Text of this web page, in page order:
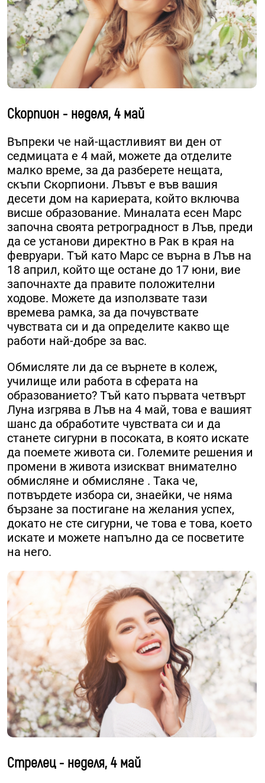
Скорпион - неделя, 4 май
Въпреки че най-щастливият ви ден от
седмицата е 4 май, можете да отделите
малко време, за да разберете нещата,
скъпи Скорпиони. Лъвът е във вашия
десети дом на кариерата, който включва
висше образование. Миналата есен Марс
започна своята ретроградност в Лъв, преди
да се установи директно в Рак в края на
февруари. Тъй като Марс се върна в Лъв на
18 април, който ще остане до 17 юни, вие
започнахте да правите положителни
ходове. Можете да използвате тази
времева рамка, за да почувствате
чувствата си и да определите какво ще
работи най-добре за вас.
Обмисляте ли да се върнете в колеж,
училище или работа в сферата на
образованието? Тъй като първата четвърт
Луна изгрява в Лъв на 4 май, това е вашият
шанс да обработите чувствата си и да
станете сигурни в посоката, в която искате
да поемете живота си. Големите решения и
промени в живота изискват внимателно
обмисляне и обмисляне . Така че,
потвърдете избора си, знаейки, че няма
бързане за постигане на желания успех,
докато не сте сигурни, че това е това, което
искате и можете напълно да се посветите
на него.
Стрелец - неделя, 4 май